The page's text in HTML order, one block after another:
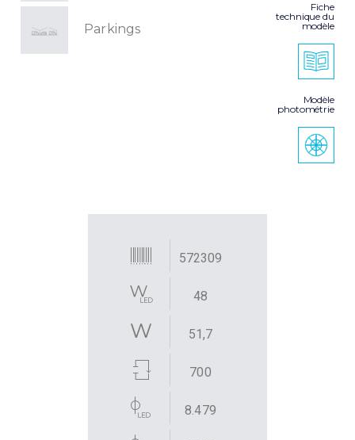
Parkings
Fiche
technique du
modèle
Modèle
photométrie
572309
48
51,7
700
8.479